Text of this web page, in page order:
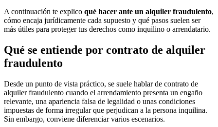
A continuación te explico qué hacer ante un alquiler fraudulento,
cómo encaja jurídicamente cada supuesto y qué pasos suelen ser
más útiles para proteger tus derechos como inquilino o arrendatario.
Qué se entiende por contrato de alquiler
fraudulento
Desde un punto de vista práctico, se suele hablar de contrato de
alquiler fraudulento cuando el arrendamiento presenta un engaño
relevante, una apariencia falsa de legalidad o unas condiciones
impuestas de forma irregular que perjudican a la persona inquilina.
Sin embargo, conviene diferenciar varios escenarios.